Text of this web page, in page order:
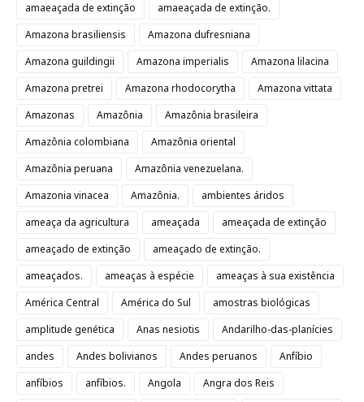
amaeaçada de extinção
amaeaçada de extinção.
Amazona brasiliensis
Amazona dufresniana
Amazona guildingii
Amazona imperialis
Amazona lilacina
Amazona pretrei
Amazona rhodocorytha
Amazona vittata
Amazonas
Amazônia
Amazônia brasileira
Amazônia colombiana
Amazônia oriental
Amazônia peruana
Amazônia venezuelana.
Amazonia vinacea
Amazônia.
ambientes áridos
ameaça da agricultura
ameaçada
ameaçada de extinção
ameaçado de extinção
ameaçado de extinção.
ameaçados.
ameaças à espécie
ameaças à sua existência
América Central
América do Sul
amostras biológicas
amplitude genética
Anas nesiotis
Andarilho-das-planícies
andes
Andes bolivianos Andes peruanos
Anfíbio
anfíbios
anfíbios. Angola
Angra dos Reis